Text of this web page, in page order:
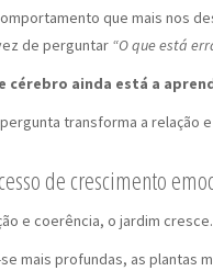
que mais nos
de perguntar “O que está
cérebro ainda está a
transforma a relação
de crescimento
e coerência, o jardim cresce.
mais profundas, as plantas